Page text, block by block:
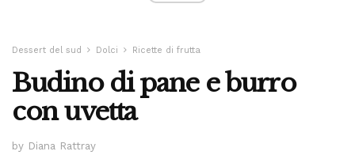
Dessert del sud Dolci Ricette di frutta
Budino di pane e burro
con uvetta
by Diana Rattray